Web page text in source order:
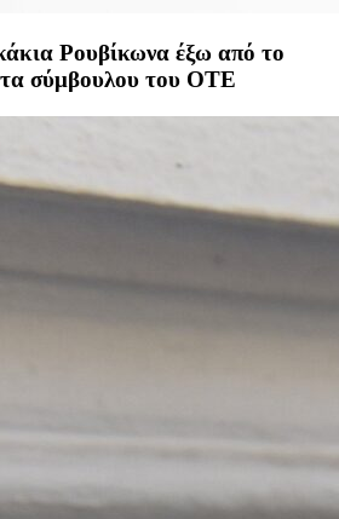
Ρουβίκωνα έξω από το
σύμβουλου του ΟΤΕ